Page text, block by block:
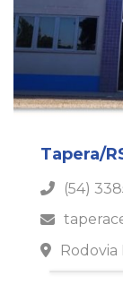
Tapera/
(54)